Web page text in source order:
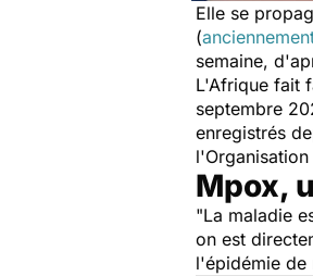
Elle se
(
semaine,
L'Afrique fait
septembre
enregistrés
Mpox,
"La maladie
on est
l'épidémie de